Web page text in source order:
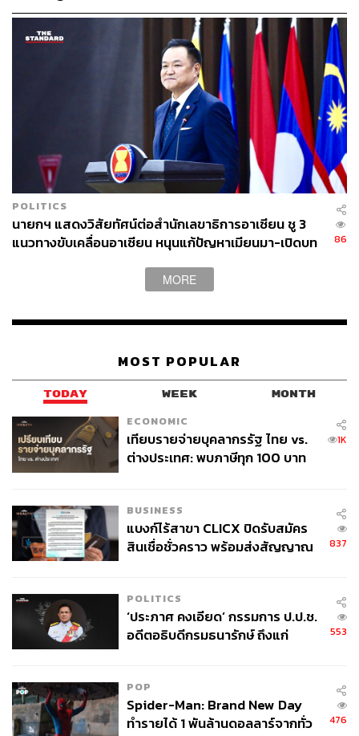
เสาวลักษณ์ เขตสูงเนิน
Content Creator THE STANDARD WEALTH
POLITICS
นายกฯ แสดงวิสัยทัศน์ต่อสำนักเลขาธิการอาเซียน ชู 3
แนวทางขับเคลื่อนอาเซียน หนุนแก้ปัญหาเมียนมา-เปิดบท
86
MORE
MOST POPULAR
TODAY WEEK MONTH
ECONOMIC
เทียบรายจ่ายบุคลากรรัฐ ไทย vs.
ต่างประเทศ: พบภาษีทุก 100 บาท
1K
BUSINESS
แบงก์ไร้สาขา CLICX ปิดรับสมัคร
สินเชื่อชั่วคราว พร้อมส่งสัญญาณ
837
POLITICS
‘ประภาศ คงเอียด’ กรรมการ ป.ป.ช.
อดีตอธิบดีกรมธนารักษ์ ถึงแก่
553
POP
Spider-Man: Brand New Day
ทำรายได้ 1 พันล้านดอลลาร์จากทั่ว
476